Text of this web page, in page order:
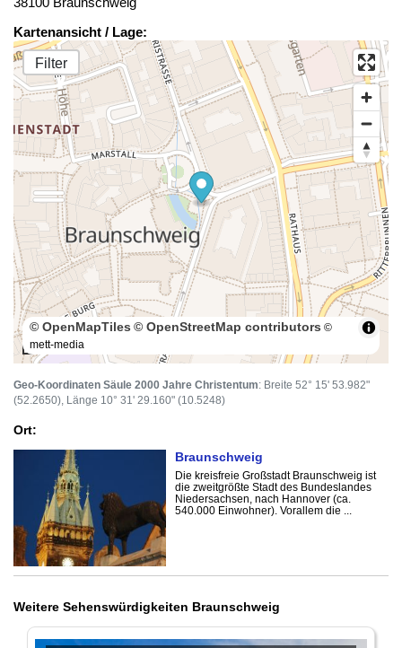
Kartenansicht / Lage:
Filter
100 m
© OpenMapTiles © OpenStreetMap contributors ©
mett-media
Geo-Koordinaten Säule 2000 Jahre Christentum: Breite 52° 15' 53.982"
(52.2650), Länge 10° 31' 29.160" (10.5248)
Ort:
Braunschweig
Die kreisfreie Großstadt Braunschweig ist
die zweitgrößte Stadt des Bundeslandes
Niedersachsen, nach Hannover (ca.
540.000 Einwohner). Vorallem die ...
Weitere Sehenswürdigkeiten Braunschweig